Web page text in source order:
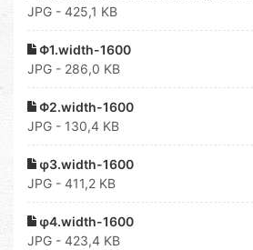
JPG - 425,1 KB
Φ1.width-1600
JPG - 286,0 KB
Φ2.width-1600
JPG - 130,4 KB
φ3.width-1600
JPG - 411,2 KB
φ4.width-1600
JPG - 423,4 KB